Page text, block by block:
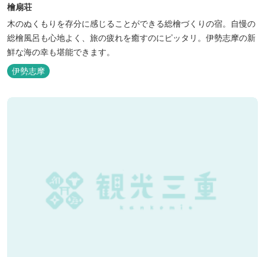
檜扇荘
木のぬくもりを存分に感じることができる総檜づくりの宿。自慢の
総檜風呂も心地よく、旅の疲れを癒すのにピッタリ。伊勢志摩の新
鮮な海の幸も堪能できます。
伊勢志摩